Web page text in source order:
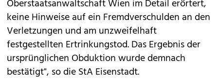
Oberstaatsanwaltschaft Wien im Detail erörtert,
keine Hinweise auf ein Fremdverschulden an den
Verletzungen und am unzweifelhaft
festgestellten Ertrinkungstod. Das Ergebnis der
ursprünglichen Obduktion wurde demnach
bestätigt", so die StA Eisenstadt.